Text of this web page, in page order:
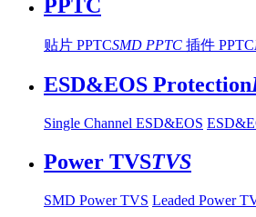
PPTC
贴片 PPTCSMD PPTC 插件 PPTC
ESD&EOS Protection
Single Channel ESD&EOS
Power TVSTVS
SMD Power TVS Leaded Power